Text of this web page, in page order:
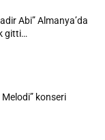
Abi” Almanya’da
gitti…
Melodi” konseri